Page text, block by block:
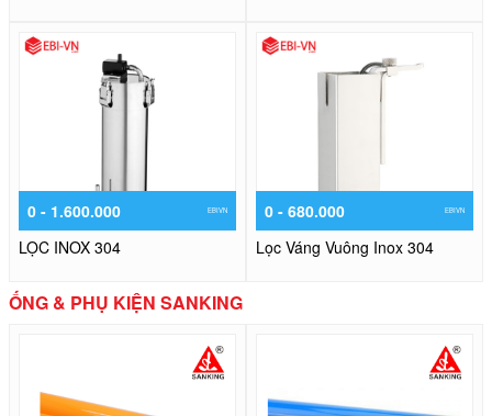
0 - 1.600.000 EBIVN
LỌC INOX 304
0 - 680.000 EBIVN
Lọc Váng Vuông Inox 304
ỐNG & PHỤ KIỆN SANKING